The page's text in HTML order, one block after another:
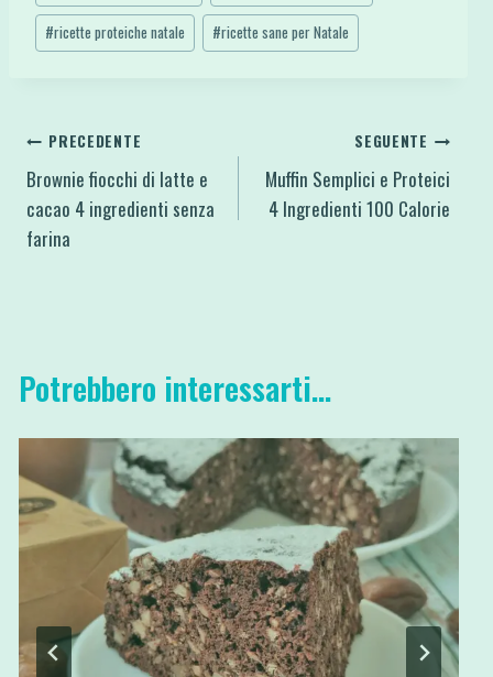
#ricette proteiche natale #ricette sane per Natale
Navigazione
articoli
PRECEDENTE
Brownie fiocchi di latte e
cacao 4 ingredienti senza
farina
SEGUENTE
Muffin Semplici e Proteici
4 Ingredienti 100 Calorie
Potrebbero interessarti...